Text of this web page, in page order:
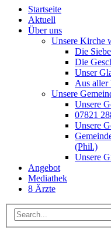
Startseite
Aktuell
Über uns
Unsere Kirche
Die
Die
Unser
Aus aller
Unsere
Unsere
07821
Unsere
(Phil.)
Unsere
Angebot
Mediathek
8 Ärzte